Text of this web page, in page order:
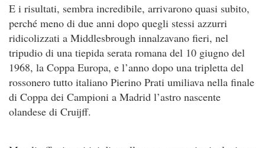
E i risultati, sembra incredibile, arrivarono quasi subito,
perché meno di due anni dopo quegli stessi azzurri
ridicolizzati a Middlesbrough innalzavano fieri, nel
tripudio di una tiepida serata romana del 10 giugno del
1968, la Coppa Europa, e l’anno dopo una tripletta del
rossonero tutto italiano Pierino Prati umiliava nella finale
di Coppa dei Campioni a Madrid l’astro nascente
olandese di Cruijff.